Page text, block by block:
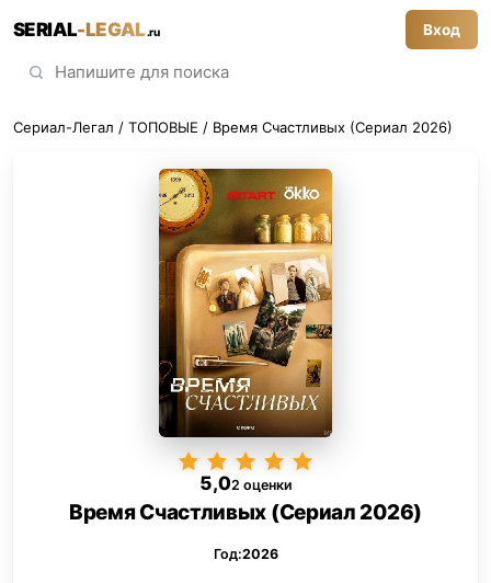
SERIAL-LEGAL.ru Вход
Сериал-Легал / ТОПОВЫЕ / Время Счастливых (Сериал 2026)
5,02 оценки
Время Счастливых (Сериал 2026)
Год:2026